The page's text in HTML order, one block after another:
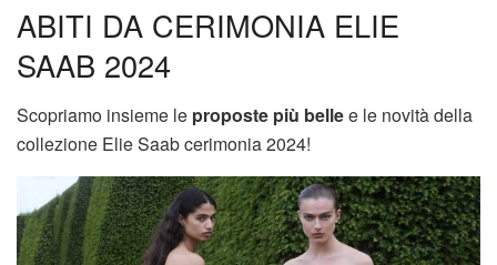
ABITI DA CERIMONIA ELIE
SAAB 2024
Scopriamo insieme le proposte più bellee le novità della
collezione Elie Saab cerimonia 2024!